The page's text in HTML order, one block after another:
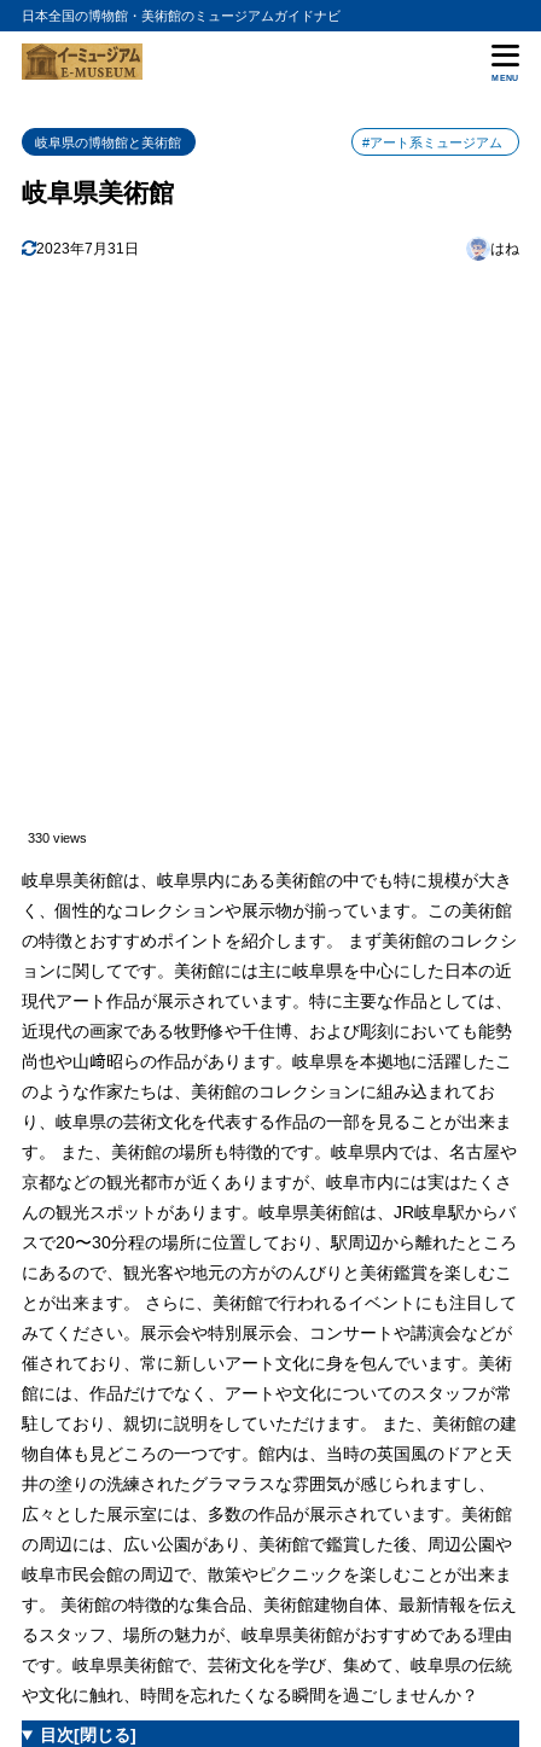
日本全国の博物館・美術館のミュージアムガイドナビ
MENU
岐阜県の博物館と美術館 #アート系ミュージアム
岐阜県美術館
2023年7月31日 はね
330 views
岐阜県美術館は、岐阜県内にある美術館の中でも特に規模が大き
く、個性的なコレクションや展示物が揃っています。この美術館
の特徴とおすすめポイントを紹介します。 まず美術館のコレクシ
ョンに関してです。美術館には主に岐阜県を中心にした日本の近
現代アート作品が展示されています。特に主要な作品としては、
近現代の画家である牧野修や千住博、および彫刻においても能勢
尚也や山﨑昭らの作品があります。岐阜県を本拠地に活躍したこ
のような作家たちは、美術館のコレクションに組み込まれてお
り、岐阜県の芸術文化を代表する作品の一部を見ることが出来ま
す。 また、美術館の場所も特徴的です。岐阜県内では、名古屋や
京都などの観光都市が近くありますが、岐阜市内には実はたくさ
んの観光スポットがあります。岐阜県美術館は、JR岐阜駅からバ
スで20〜30分程の場所に位置しており、駅周辺から離れたところ
にあるので、観光客や地元の方がのんびりと美術鑑賞を楽しむこ
とが出来ます。 さらに、美術館で行われるイベントにも注目して
みてください。展示会や特別展示会、コンサートや講演会などが
催されており、常に新しいアート文化に身を包んでいます。美術
館には、作品だけでなく、アートや文化についてのスタッフが常
駐しており、親切に説明をしていただけます。 また、美術館の建
物自体も見どころの一つです。館内は、当時の英国風のドアと天
井の塗りの洗練されたグラマラスな雰囲気が感じられますし、
広々とした展示室には、多数の作品が展示されています。美術館
の周辺には、広い公園があり、美術館で鑑賞した後、周辺公園や
岐阜市民会館の周辺で、散策やピクニックを楽しむことが出来ま
す。 美術館の特徴的な集合品、美術館建物自体、最新情報を伝え
るスタッフ、場所の魅力が、岐阜県美術館がおすすめである理由
です。岐阜県美術館で、芸術文化を学び、集めて、岐阜県の伝統
や文化に触れ、時間を忘れたくなる瞬間を過ごしませんか？
目次[閉じる]
目次
1 岐阜県美術館の入館料金